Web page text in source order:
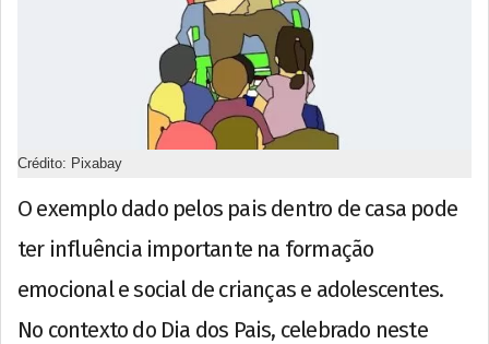
Crédito: Pixabay
O exemplo dado pelos pais dentro de casa pode
ter influência importante na formação
emocional e social de crianças e adolescentes.
No contexto do Dia dos Pais, celebrado neste